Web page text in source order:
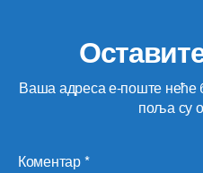
Ваша адреса е-поште неће
поља су
Коментар*